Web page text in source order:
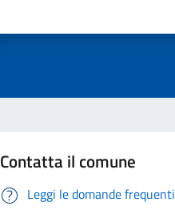
Contatta il comune
Leggi le domande frequenti